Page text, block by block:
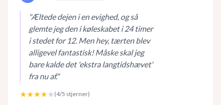
"Æltede dejen i en evighed, og så
glemte jeg den i køleskabet i 24 timer
i stedet for 12. Men hey, tærten blev
alligevel fantastisk! Måske skal jeg
bare kalde det 'ekstra langtidshævet'
fra nu af."
★★★★★ (4/5 stjerner)